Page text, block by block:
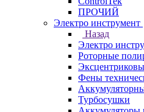
ПРОЧИЙ
Электро инструмент
Назад
Электро
Роторные
Фены
Турбосушки